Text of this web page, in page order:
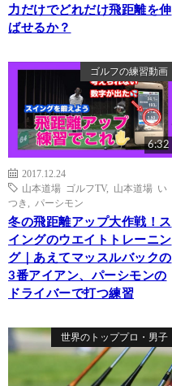
力だけでどれだけ飛距離を伸
ばせるか？
ゴルフの練習動画
6:32
2017.12.24
山本道場 ゴルフTV, 山本道場 い
つき
パーシモン
冬の飛距離アップ大作戦！ス
イングのウエイトトレーニン
グ｜あえてマッスルバックの
3番アイアン、パーシモンの
ドライバーで打つ練習
世界のトッププロ・男子